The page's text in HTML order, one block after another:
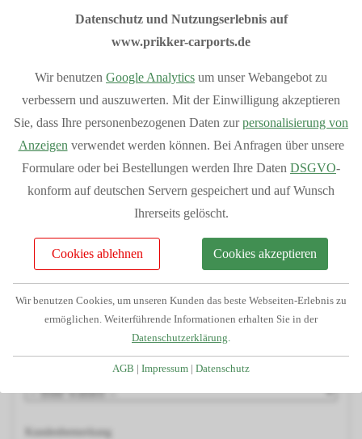
Produziert in Deutschland
Bequemer Online-Kauf
Bundesweite Lieferung
Individuelle Planung Ihres Projektes
Kostenlose Beratung und Angebotserstellung
Telefonservice durch unser geschultes Fachpersonal
Großes Lager dadurch kurze Lieferzeiten
Finanzierung/Ratenkauf möglich
Statiken und Skizzen bei Bedarf verfügbar
Große Auswahl an Zubehörartikeln
Mehr Vorteileanzeigen
Leimholzbogen
Dacheindeckung
PVC-Regenrinnensätze RG 100
Kundenbemerkung
Datenschutz und Nutzungserlebnis auf
www.prikker-carports.de
Wir benutzen Google Analytics um unser Webangebot zu
verbessern und auszuwerten. Mit der Einwilligung akzeptieren
Sie, dass Ihre personenbezogenen Daten zurpersonalisierung von
Anzeigenverwendet werden können. Bei Anfragen über unsere
Formulare oder bei Bestellungen werden Ihre Daten DSGVO-
konform auf deutschen Servern gespeichert und auf Wunsch
Ihrerseits gelöscht.
Cookies ablehnen Cookies akzeptieren
Wir benutzen Cookies, um unseren Kunden das beste Webseiten-Erlebnis zu
ermöglichen. Weiterführende Informationen erhalten Sie in der
Datenschutzerklärung.
AGB Impressum Datenschutz